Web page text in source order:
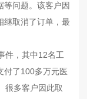
等问题。该客户因
继取消了订单，最
，其中12名工
付了100多万元医
很多客户因此取